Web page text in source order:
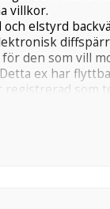
villkor.
elstyrd
den som vill
ex har
som